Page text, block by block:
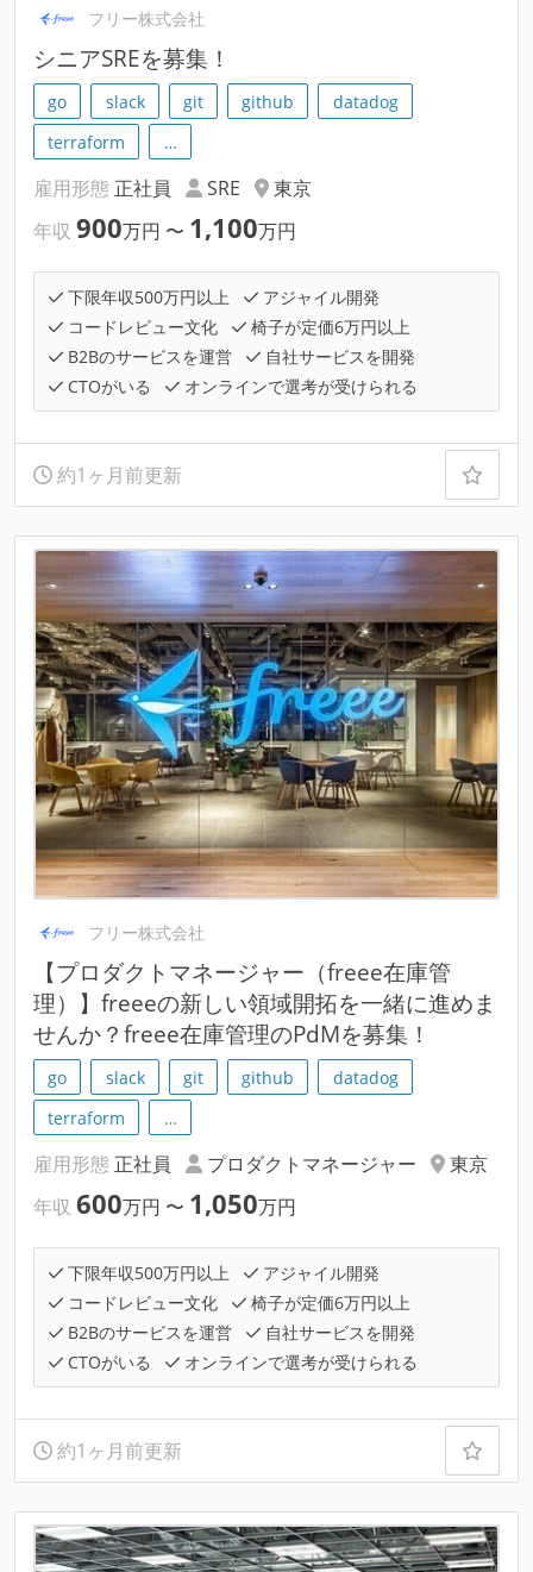
フリー株式会社
シニアSREを募集！
go slack git github
datadog
terraform
…
雇用形態 正社員 SRE
東京
年収 900万円 〜 1,100万円
下限年収500万円以上
アジャイル開発
コードレビュー文化
椅子が定価6万円以上
B2Bのサービスを運営
自社サービスを開発
CTOがいる
オンラインで選考が受けられる
約1ヶ月前更新
フリー株式会社
【プロダクトマネージャー（freee在庫管
理）】freeeの新しい領域開拓を一緒に進めま
せんか？freee在庫管理のPdMを募集！
go slack git github
datadog
terraform
…
雇用形態 正社員 プロダクトマネージャー
東京
年収 600万円 〜 1,050万円
下限年収500万円以上
アジャイル開発
コードレビュー文化
椅子が定価6万円以上
B2Bのサービスを運営
自社サービスを開発
CTOがいる
オンラインで選考が受けられる
約1ヶ月前更新